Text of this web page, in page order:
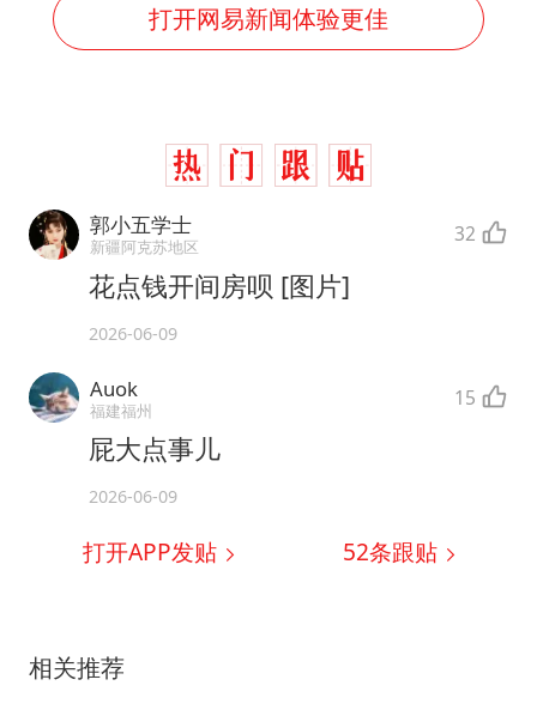
打开网易新闻体验更佳
郭小五学士
新疆阿克苏地区 32
花点钱开间房呗 [图片]
2026-06-09
Auok
福建福州 15
屁大点事儿
2026-06-09
打开APP发贴 52条跟贴
相关推荐